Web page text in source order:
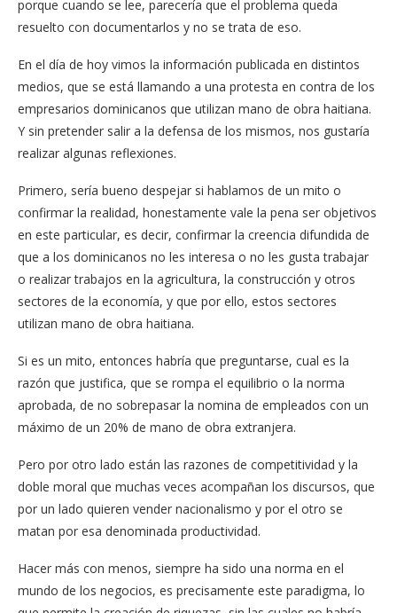
porque cuando se lee, parecería que el problema queda
resuelto con documentarlos y no se trata de eso.
En el día de hoy vimos la información publicada en distintos
medios, que se está llamando a una protesta en contra de los
empresarios dominicanos que utilizan mano de obra haitiana.
Y sin pretender salir a la defensa de los mismos, nos gustaría
realizar algunas reflexiones.
Primero, sería bueno despejar si hablamos de un mito o
confirmar la realidad, honestamente vale la pena ser objetivos
en este particular, es decir, confirmar la creencia difundida de
que a los dominicanos no les interesa o no les gusta trabajar
o realizar trabajos en la agricultura, la construcción y otros
sectores de la economía, y que por ello, estos sectores
utilizan mano de obra haitiana.
Si es un mito, entonces habría que preguntarse, cual es la
razón que justifica, que se rompa el equilibrio o la norma
aprobada, de no sobrepasar la nomina de empleados con un
máximo de un 20% de mano de obra extranjera.
Pero por otro lado están las razones de competitividad y la
doble moral que muchas veces acompañan los discursos, que
por un lado quieren vender nacionalismo y por el otro se
matan por esa denominada productividad.
Hacer más con menos, siempre ha sido una norma en el
mundo de los negocios, es precisamente este paradigma, lo